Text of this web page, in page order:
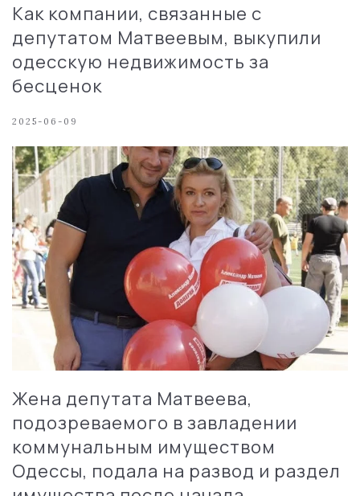
Как компании, связанные с
депутатом Матвеевым, выкупили
одесскую недвижимость за
бесценок
2025-06-09
Жена депутата Матвеева,
подозреваемого в завладении
коммунальным имуществом
Одессы, подала на развод и раздел